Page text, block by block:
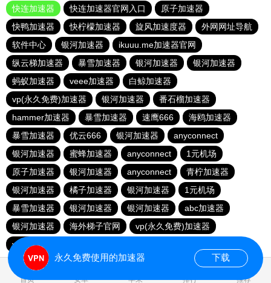
快连加速器
快连加速器官网入口
原子加速器
快鸭加速器
快柠檬加速器 旋风加速度器
外网网址导航
软件中心
银河加速器
ikuuu.me加速器官网
纵云梯加速器
暴雪加速器 银河加速器
银河加速器
蚂蚁加速器
veee加速器
白鲸加速器
vp(永久免费)加速器
银河加速器
番石榴加速器
hammer加速器
暴雪加速器 速鹰666
海鸥加速器
暴雪加速器
优云666 银河加速器
anyconnect
银河加速器
蜜蜂加速器 anyconnect
1元机场
原子加速器
银河加速器 anyconnect
青柠加速器
银河加速器
橘子加速器 银河加速器
1元机场
暴雪加速器
银河加速器 银河加速器
abc加速器
银河加速器
海外梯子官网
vp(永久免费)加速器
vp(永久免费)加速器
首页 安卓 苹果 排行 推荐
永久免费使用的加速器 下载
0.027587s